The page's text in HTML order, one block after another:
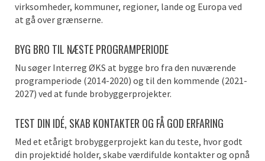
virksomheder, kommuner, regioner, lande og Europa ved
at gå over grænserne.
BYG BRO TIL NÆSTE PROGRAMPERIODE
Nu søger Interreg ØKS at bygge bro fra den nuværende
programperiode (2014-2020) og til den kommende (2021-
2027) ved at funde brobyggerprojekter.
TEST DIN IDÉ, SKAB KONTAKTER OG FÅ GOD ERFARING
Med et etårigt brobyggerprojekt kan du teste, hvor godt
din projektidé holder, skabe værdifulde kontakter og opnå